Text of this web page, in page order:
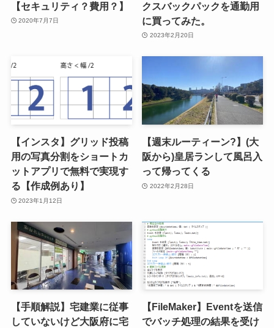
【セキュリティ？費用？】
2020年7月7日
クスバックパックを通勤用
に買ってみた。
2023年2月20日
【インスタ】グリッド投稿
用の写真分割をショートカ
ットアプリで無料で実現す
る【作成例あり】
2023年1月12日
【週末ルーティーン?】(大
阪から)皇居ランして風呂入
って帰ってくる
2022年2月28日
【手順解説】宅建業に従事
していないけど大阪府に宅
【FileMaker】Eventを送信
でバッチ処理の結果を受け